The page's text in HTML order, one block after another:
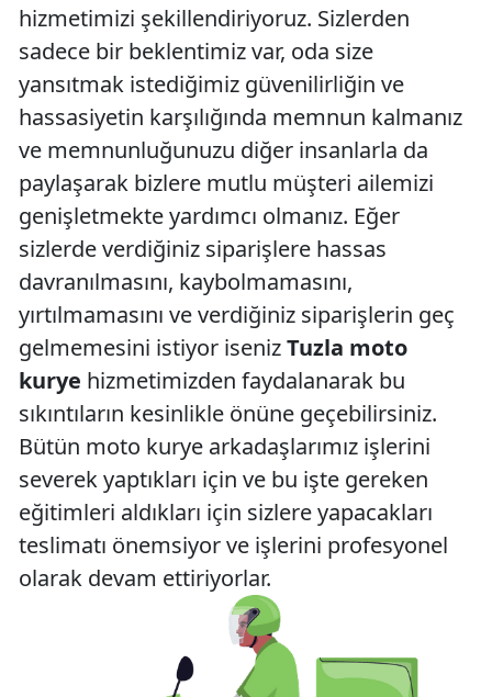
hizmetimizi şekillendiriyoruz. Sizlerden
sadece bir beklentimiz var, oda size
yansıtmak istediğimiz güvenilirliğin ve
hassasiyetin karşılığında memnun kalmanız
ve memnunluğunuzu diğer insanlarla da
paylaşarak bizlere mutlu müşteri ailemizi
genişletmekte yardımcı olmanız. Eğer
sizlerde verdiğiniz siparişlere hassas
davranılmasını, kaybolmamasını,
yırtılmamasını ve verdiğiniz siparişlerin geç
gelmemesini istiyor isenizTuzla moto
kurye hizmetimizden faydalanarak bu
sıkıntıların kesinlikle önüne geçebilirsiniz.
Bütün moto kurye arkadaşlarımız işlerini
severek yaptıkları için ve bu işte gereken
eğitimleri aldıkları için sizlere yapacakları
teslimatı önemsiyor ve işlerini profesyonel
olarak devam ettiriyorlar.